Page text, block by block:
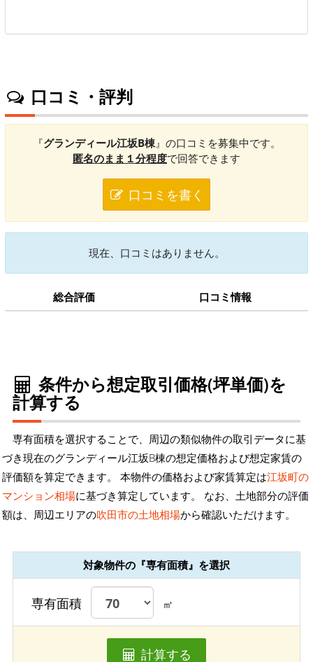
口コミ・評判
『グランディール江坂B棟』の口コミを募集中です。
匿名のまま１分程度で回答できます
口コミを書く
現在、口コミはありません。
総合評価 口コミ情報
条件から想定取引価格(坪単価)を
計算する
専有面積を選択することで、周辺の類似物件の取引データに基
づき現在のグランディール江坂B棟の想定価格および想定家賃の
評価額を算定できます。 本物件の価格および家賃算定は江坂町の
マンション相場に基づき算定しています。 なお、土地部分の評価
額は、周辺エリアの吹田市の土地相場から確認いただけます。
対象物件の『専有面積』を選択
専有面積 ㎡
計算する